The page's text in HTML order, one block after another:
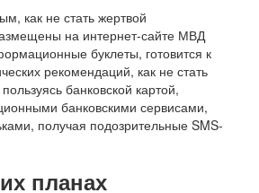
как не стать жертвой
на интернет-сайте МВД
буклеты, готовится к
рекомендаций, как не стать
банковской картой,
банковскими сервисами,
получая подозрительные SMS-
планах